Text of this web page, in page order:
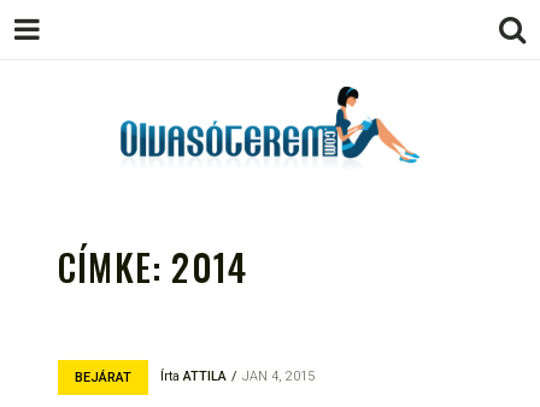
EGÉSZSÉGES OLVASÁS
TÁMOGATÓJA
CÍMKE: 2014
BEJÁRAT ÍrtaATTILA JAN 4, 2015